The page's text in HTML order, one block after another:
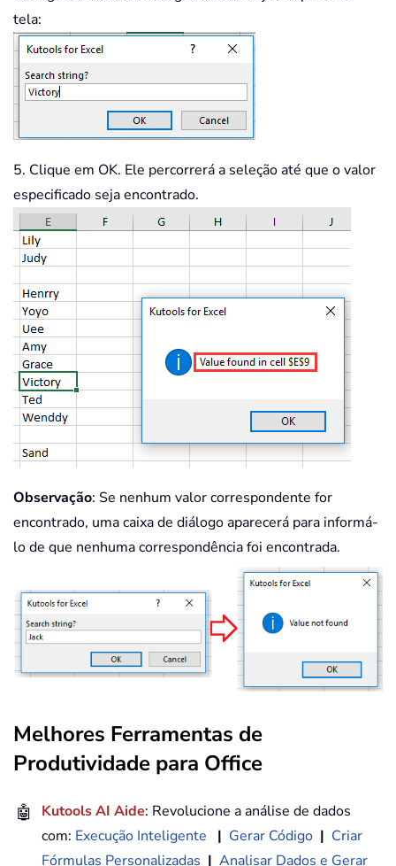
tela:
5. Clique em OK. Ele percorrerá a seleção até que o valor
especificado seja encontrado.
Observação: Se nenhum valor correspondente for
encontrado, uma caixa de diálogo aparecerá para informá-
lo de que nenhuma correspondência foi encontrada.
Melhores Ferramentas de
Produtividade para Office
🤖 Kutools AI Aide: Revolucione a análise de dados
com: Execução Inteligente | Gerar Código | Criar
Fórmulas Personalizadas | Analisar Dados e Gerar